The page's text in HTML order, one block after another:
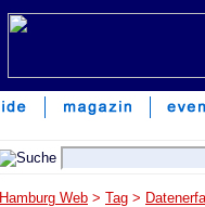
Hamburg Web > Tag >